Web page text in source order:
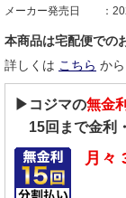
メーカー発売日
本商品は宅配便での
詳しくは こちら か
▶コジマの無金利
15回まで金利
月々